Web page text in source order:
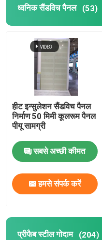
ध्वनिक सैंडविच पैनल (53)
हीट इन्सुलेशन सैंडविच पैनल
निर्माण 50 मिमी कूलरूम पैनल
पीयू सामग्री
सबसे अच्छी कीमत
हमसे संपर्क करें
प्रीफैब स्टील गोदाम (204)